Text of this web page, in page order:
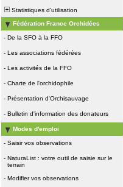
Statistiques d'utilisation
Fédération France Orchidées
- De la SFO à la FFO
- Les associations fédérées
- Les activités de la FFO
- Charte de l'orchidophile
- Présentation d'Orchisauvage
- Bulletin d'information des donateurs
Modes d'emploi
- Saisir vos observations
- NaturaList : votre outil de saisie sur le
terrain
- Modifier vos observations